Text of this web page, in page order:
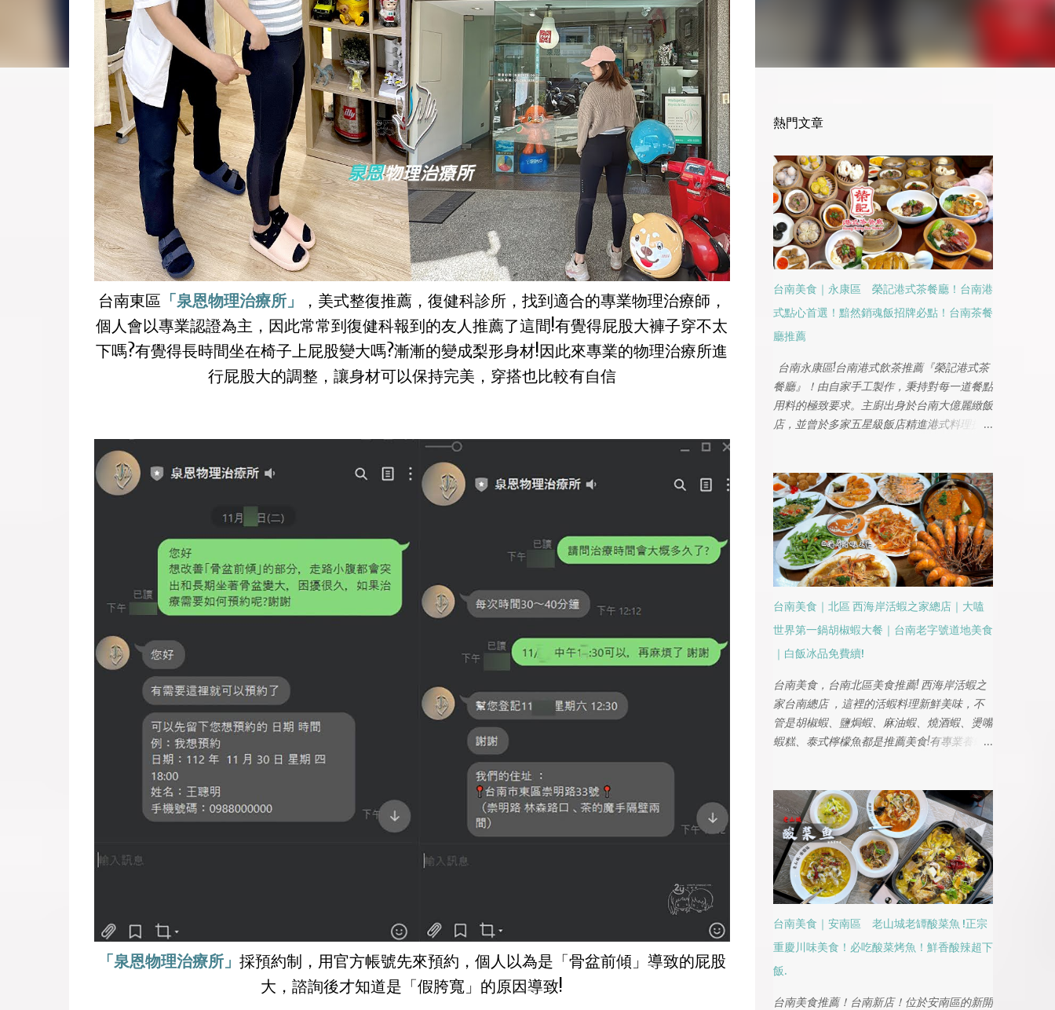
台南東區 「泉恩物理治療所」
，美式整復推薦，復健科診所，找到適合的專業物理治療師，
個人會以專業認證為主，因此常常到復健科報到的友人推薦了這間!有覺得屁股大褲子穿不太
下嗎?有覺得長時間坐在椅子上屁股變大嗎?漸漸的變成梨形身材!因此來專業的物理治療所進
行屁股大的調整，讓身材可以保持完美，穿搭也比較有自信
「泉恩物理治療所」 採預約制，用官方帳號先來預約，個人以為是「骨盆前傾」導致的屁股
大，諮詢後才知道是「假胯寬」的原因導致!
熱門文章
台南美食｜永康區 榮記港式茶餐廳！台南港
式點心首選！黯然銷魂飯招牌必點！台南茶餐
廳推薦
台南永康區!台南港式飲茶推薦『榮記港式茶
餐廳』！由自家手工製作，秉持對每一道餐點
用料的極致要求。主廚出身於台南大億麗緻飯
店，並曾於多家五星級飯店精進港式料理技
和朋友聚餐和家庭相聚的好所在，必點的叉燒
黯然銷魂飯，無論是經典的燒賣、蝦仁腸粉，
還是濃郁的港式奶茶，都能帶來正宗的港味體
驗!
台南美食｜北區 西海岸活蝦之家總店｜大嗑
世界第一鍋胡椒蝦大餐｜台南老字號道地美食
｜白飯冰品免費續!
台南美食，台南北區美食推薦! 西海岸活蝦之
家台南總店 ，這裡的活蝦料理新鮮美味，不
管是胡椒蝦、鹽焗蝦、麻油蝦、燒酒蝦、燙嘴
蝦糕、泰式檸檬魚都是推薦美食!有專業養蝦
理，不管是家人或公司聚餐都是台南聚餐的首
選之一
台南美食｜安南區 老山城老罈酸菜魚 !正宗
重慶川味美食！必吃酸菜烤魚！鮮香酸辣超下
飯.
台南美食推薦！台南新店！位於安南區的新開